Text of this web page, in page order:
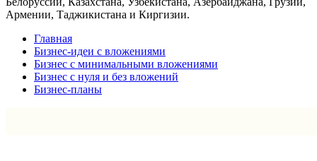
Армении, Таджикистана и Киргизии.
Главная
Бизнес-идеи с вложениями
Бизнес с минимальными вложениями
Бизнес с нуля и без вложений
Бизнес-планы